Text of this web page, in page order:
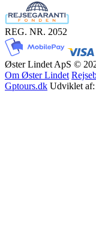
REG. NR. 2052
Øster Lindet ApS ©
Om Øster Lindet
Gptours.dk Udviklet af: